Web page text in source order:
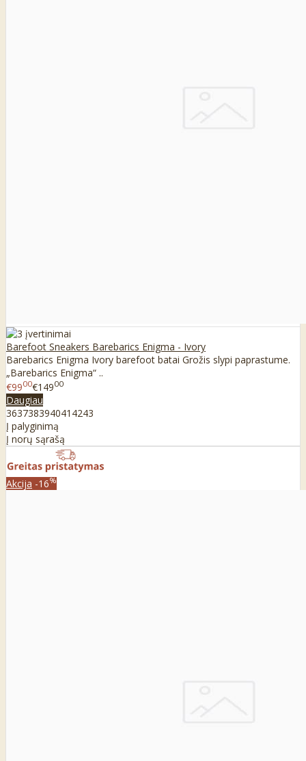
Barefoot Sneakers Barebarics Enigma - Ivory
Barebarics Enigma Ivory barefoot batai Grožis slypi paprastume.
„Barebarics Enigma“ ..
€9900€14900
Daugiau
363738394041 4243
Į palyginimą
Į norų sąrašą
Akcija -16%